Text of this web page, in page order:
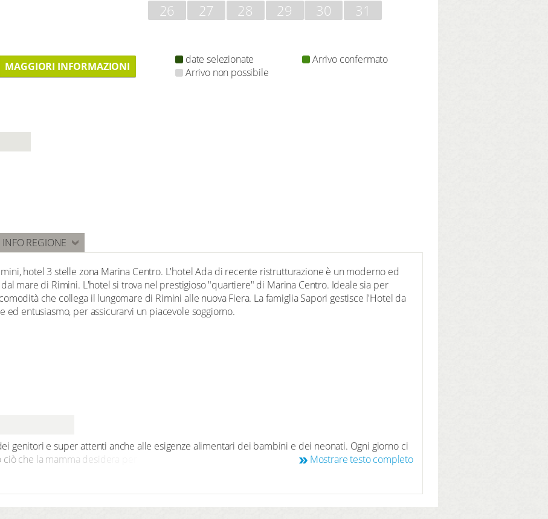
26
27 28 29 30 31
MAGGIORI INFORMAZIONI
date selezionate
Arrivo confermato
Arrivo non possibile
INFO REGIONE
hotel 3 stelle zona Marina Centro. L'hotel Ada di recente ristrutturazione è un moderno ed
mare di Rimini. L'hotel si trova nel prestigioso "quartiere" di Marina Centro. Ideale sia per
che collega il lungomare di Rimini alle nuova Fiera. La famiglia Sapori gestisce l'Hotel da
ed entusiasmo, per assicurarvi un piacevole soggiorno.
genitori e super attenti anche alle esigenze alimentari dei bambini e dei neonati. Ogni giorno ci
che la mamma desidera per i suoi piccoli all’orario che preferisce. per le esigenze dei nostri
Mostrare testo completo